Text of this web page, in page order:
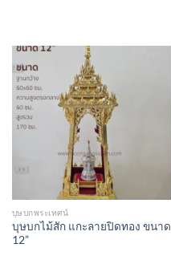
บุษบกพระเทศน์
บุษบกไม้สัก แกะลายปิดทอง ขนาด
12”